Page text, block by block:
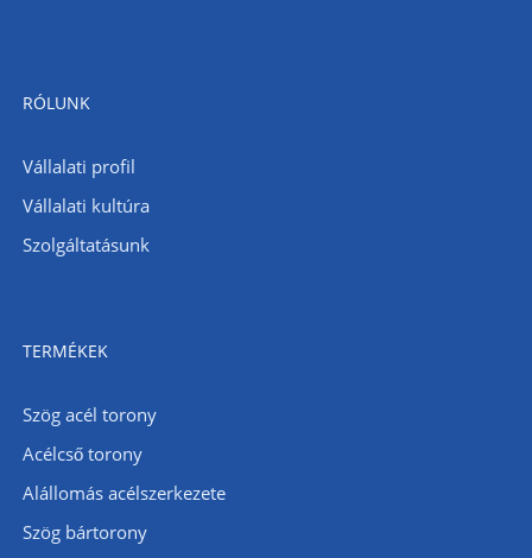
RÓLUNK
Vállalati profil
Vállalati kultúra
Szolgáltatásunk
TERMÉKEK
Szög acél torony
Acélcső torony
Alállomás acélszerkezete
Szög bártorony